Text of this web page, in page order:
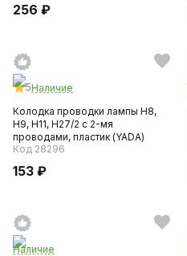
256 ₽
5Наличие
Колодка проводки лампы H8,
H9, H11, H27/2 с 2-мя
проводами, пластик (YADA)
Код 28296
153 ₽
Наличие